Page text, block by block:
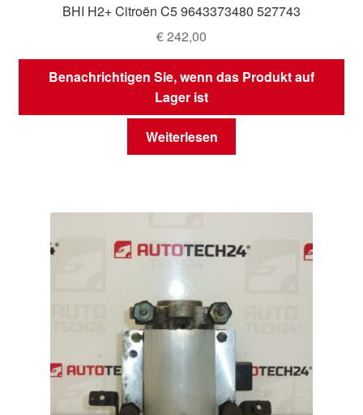
BHI H2+ Citroën C5 9643373480 527743
€242,00
Benachrichtigen Sie, wenn das Produkt auf
Lager ist
Weiterlesen